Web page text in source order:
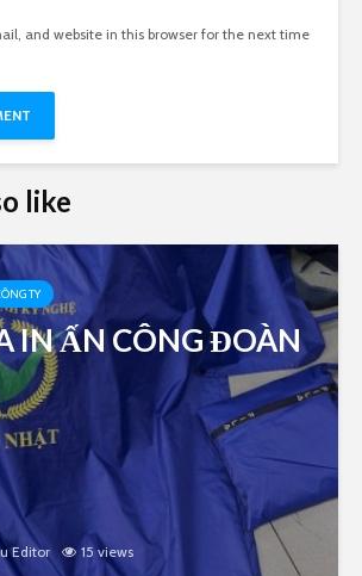
and website in this browser for the next time
like
TY
IN ẤN CÔNG ĐOÀN
Editor 15 views